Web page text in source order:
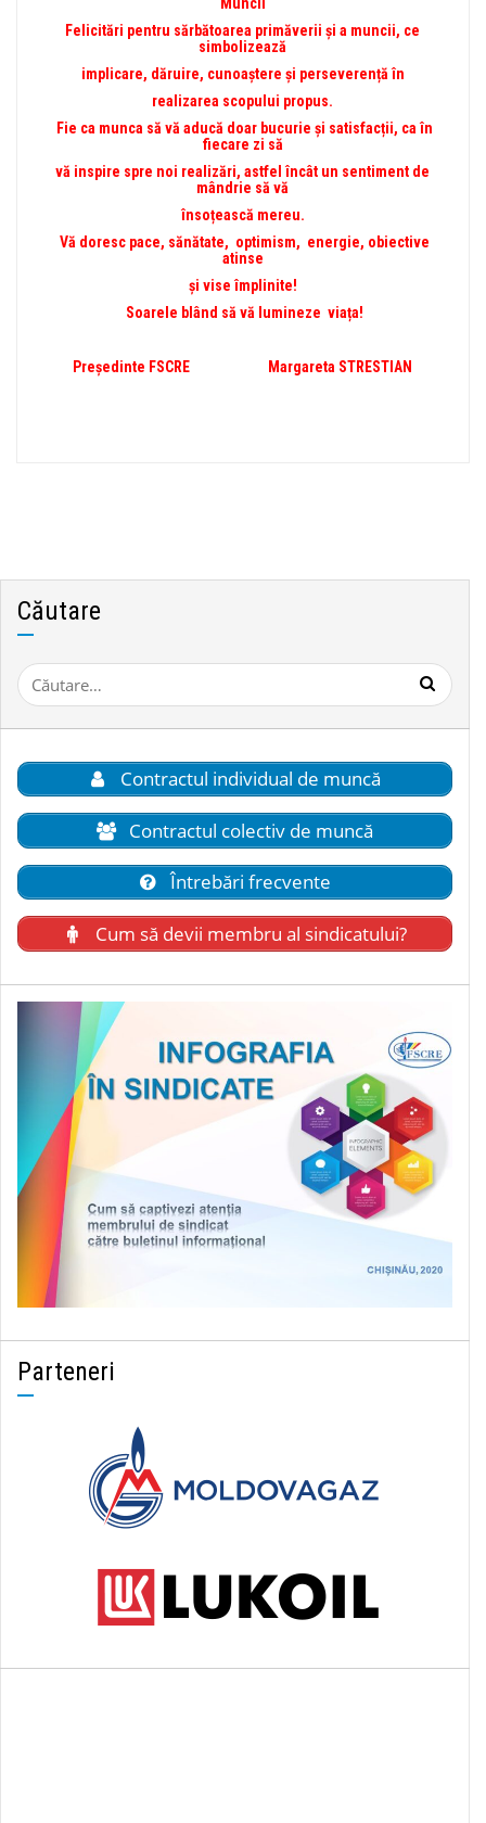
Felicitări pentru sărbătoarea primăverii și a muncii, ce
simbolizează
implicare, dăruire, cunoaștere și perseverență în
realizarea scopului propus.
Fie ca munca să vă aducă doar bucurie și satisfacții, ca în
fiecare zi să
vă inspire spre noi realizări, astfel încât un sentiment de
mândrie să vă
însoțească mereu.
Vă doresc pace, sănătate, optimism, energie, obiective
atinse
și vise împlinite!
Soarele blând să vă lumineze viața!
Președinte FSCRE Margareta STRESTIAN
Căutare
Caută
după:
Contractul individual de muncă
Contractul colectiv de muncă
Întrebări frecvente
Cum să devii membru al sindicatului?
Parteneri